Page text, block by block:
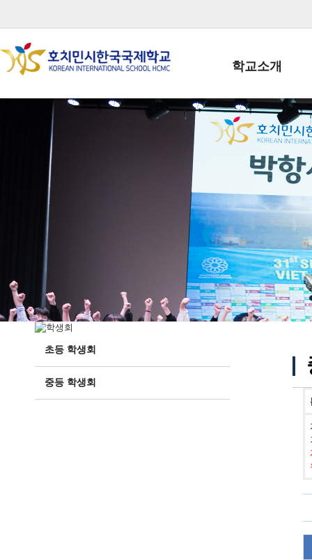
학교소개
학교장인사말
학생회장인사말
학교상징
학교 CI
교직원현황
학생현황
위치/전화
전경사진
초등 학생회
중등 학생회